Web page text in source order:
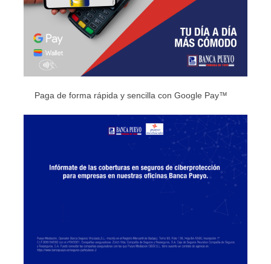
Paga de forma rápida y sencilla con Google Pay™